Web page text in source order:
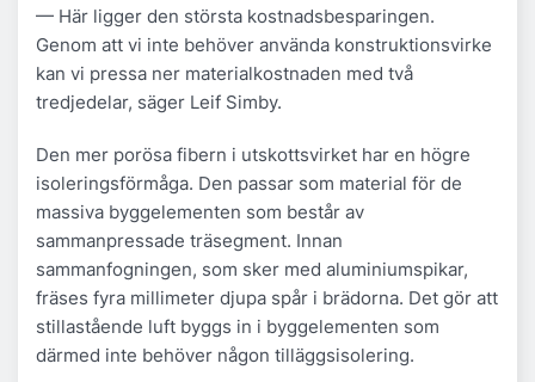
— Här ligger den största kostnadsbesparingen.
Genom att vi inte behöver använda konstruktionsvirke
kan vi pressa ner materialkostnaden med två
tredjedelar, säger Leif Simby.
Den mer porösa fibern i utskottsvirket har en högre
isoleringsförmåga. Den passar som material för de
massiva byggelementen som består av
sammanpressade träsegment. Innan
sammanfogningen, som sker med aluminiumspikar,
fräses fyra millimeter djupa spår i brädorna. Det gör att
stillastående luft byggs in i byggelementen som
därmed inte behöver någon tilläggsisolering.